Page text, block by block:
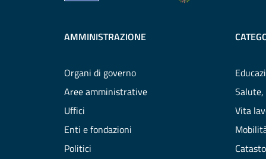
AMMINISTRAZIONE
Organi di governo
Aree amministrative
Uffici
Enti e fondazioni
Politici
Salute,
Vita